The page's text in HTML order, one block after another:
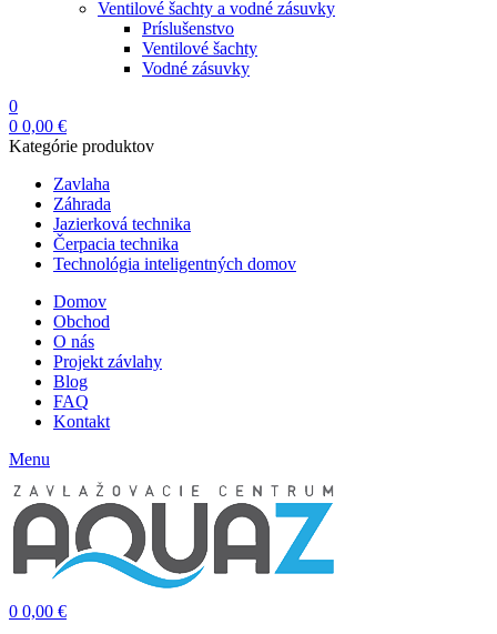
Ventilové šachty a vodné zásuvky
Príslušenstvo
Ventilové šachty
Vodné zásuvky
0
0 0,00 €
Kategórie produktov
Zavlaha
Záhrada
Jazierková technika
Čerpacia technika
Technológia inteligentných domov
Domov
Obchod
O nás
Projekt závlahy
Blog
FAQ
Kontakt
Menu
0 0,00 €